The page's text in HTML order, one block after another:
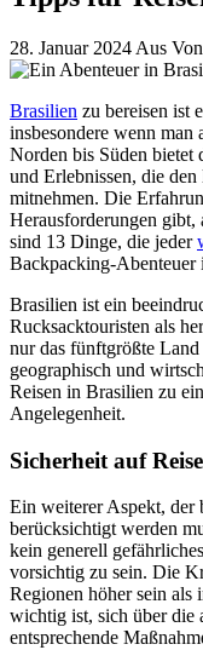
28. Januar 2024 Aus Von
Brasilien zu bereisen ist
insbesondere wenn man
Norden bis Süden bietet
und Erlebnissen, die
mitnehmen. Die
Herausforderungen
sind 13 Dinge, die jeder
Backpacking-Abenteuer
Brasilien ist ein
Rucksacktouristen als
nur das fünftgrößte
geographisch und
Reisen in Brasilien zu
Angelegenheit.
Sicherheit auf
Ein weiterer Aspekt, der
berücksichtigt werden
kein generell
vorsichtig zu sein. Die
Regionen höher sein als
wichtig ist, sich über die
entsprechende